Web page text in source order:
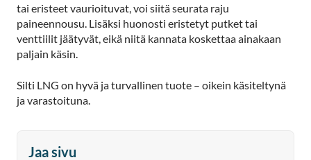
tai eristeet vaurioituvat, voi siitä seurata raju
paineennousu. Lisäksi huonosti eristetyt putket tai
venttiilit jäätyvät, eikä niitä kannata koskettaa ainakaan
paljain käsin.
Silti LNG on hyvä ja turvallinen tuote – oikein käsiteltynä
ja varastoituna.
Jaa sivu